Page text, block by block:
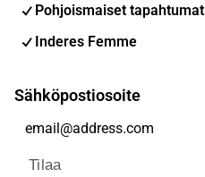
Pohjoismaiset tapahtumat
Inderes Femme
Sähköpostiosoite
Tilaa